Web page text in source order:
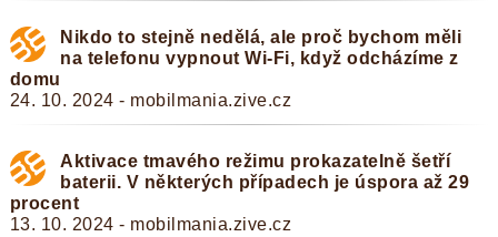
Nikdo to stejně nedělá, ale proč bychom měli
na telefonu vypnout Wi-Fi, když odcházíme z
domu
24. 10. 2024 - mobilmania.zive.cz
Aktivace tmavého režimu prokazatelně šetří
baterii. V některých případech je úspora až 29
procent
13. 10. 2024 - mobilmania.zive.cz